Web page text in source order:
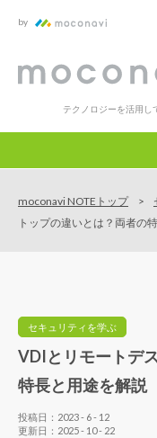
テクノロジーを活用
by
moconavi NOTEトップ
トップの違いとは？両者の
セキュリティを学ぶ
VDIとリモートデ
特長と用途を解説
投稿日：2023 - 6 - 12
更新日：2025 - 10 - 22